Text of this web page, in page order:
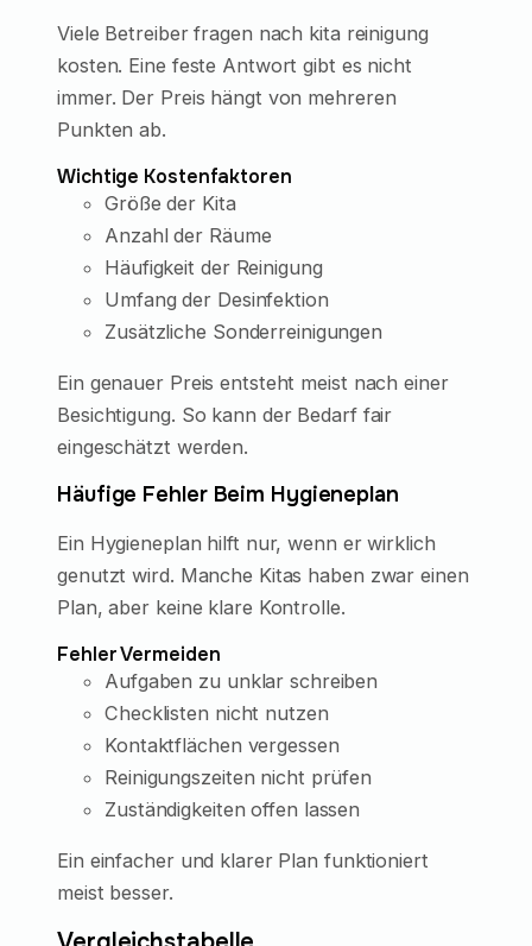
Viele Betreiber fragen nach kita reinigung
kosten. Eine feste Antwort gibt es nicht
immer. Der Preis hängt von mehreren
Punkten ab.
Wichtige Kostenfaktoren
Größe der Kita
Anzahl der Räume
Häufigkeit der Reinigung
Umfang der Desinfektion
Zusätzliche Sonderreinigungen
Ein genauer Preis entsteht meist nach einer
Besichtigung. So kann der Bedarf fair
eingeschätzt werden.
Häufige Fehler Beim Hygieneplan
Ein Hygieneplan hilft nur, wenn er wirklich
genutzt wird. Manche Kitas haben zwar einen
Plan, aber keine klare Kontrolle.
Fehler Vermeiden
Aufgaben zu unklar schreiben
Checklisten nicht nutzen
Kontaktflächen vergessen
Reinigungszeiten nicht prüfen
Zuständigkeiten offen lassen
Ein einfacher und klarer Plan funktioniert
meist besser.